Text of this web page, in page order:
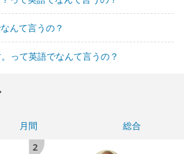
んて言うの？
って英語でなんて言うの？
月間
総合
2